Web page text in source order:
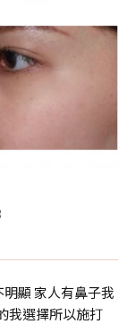
顯 家人有鼻子我
我選擇所以施打